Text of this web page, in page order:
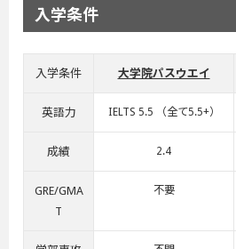
入学条件
入学条件 大学院パスウエイ
英語力 IELTS 5.5 （全て5.5+）
成績 2.4
GRE/GMA
T
不要